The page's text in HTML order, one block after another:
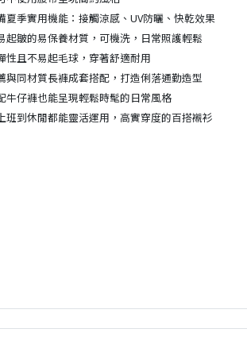
夏季實用機能：接觸涼感、UV防曬、快乾效果
起皺的易保養材質，可機洗，日常照護輕鬆
性且不易起毛球，穿著舒適耐用
與同材質長褲成套搭配，打造俐落通勤造型
牛仔褲也能呈現輕鬆時髦的日常風格
班到休閒都能靈活運用，高實穿度的百搭襯衫